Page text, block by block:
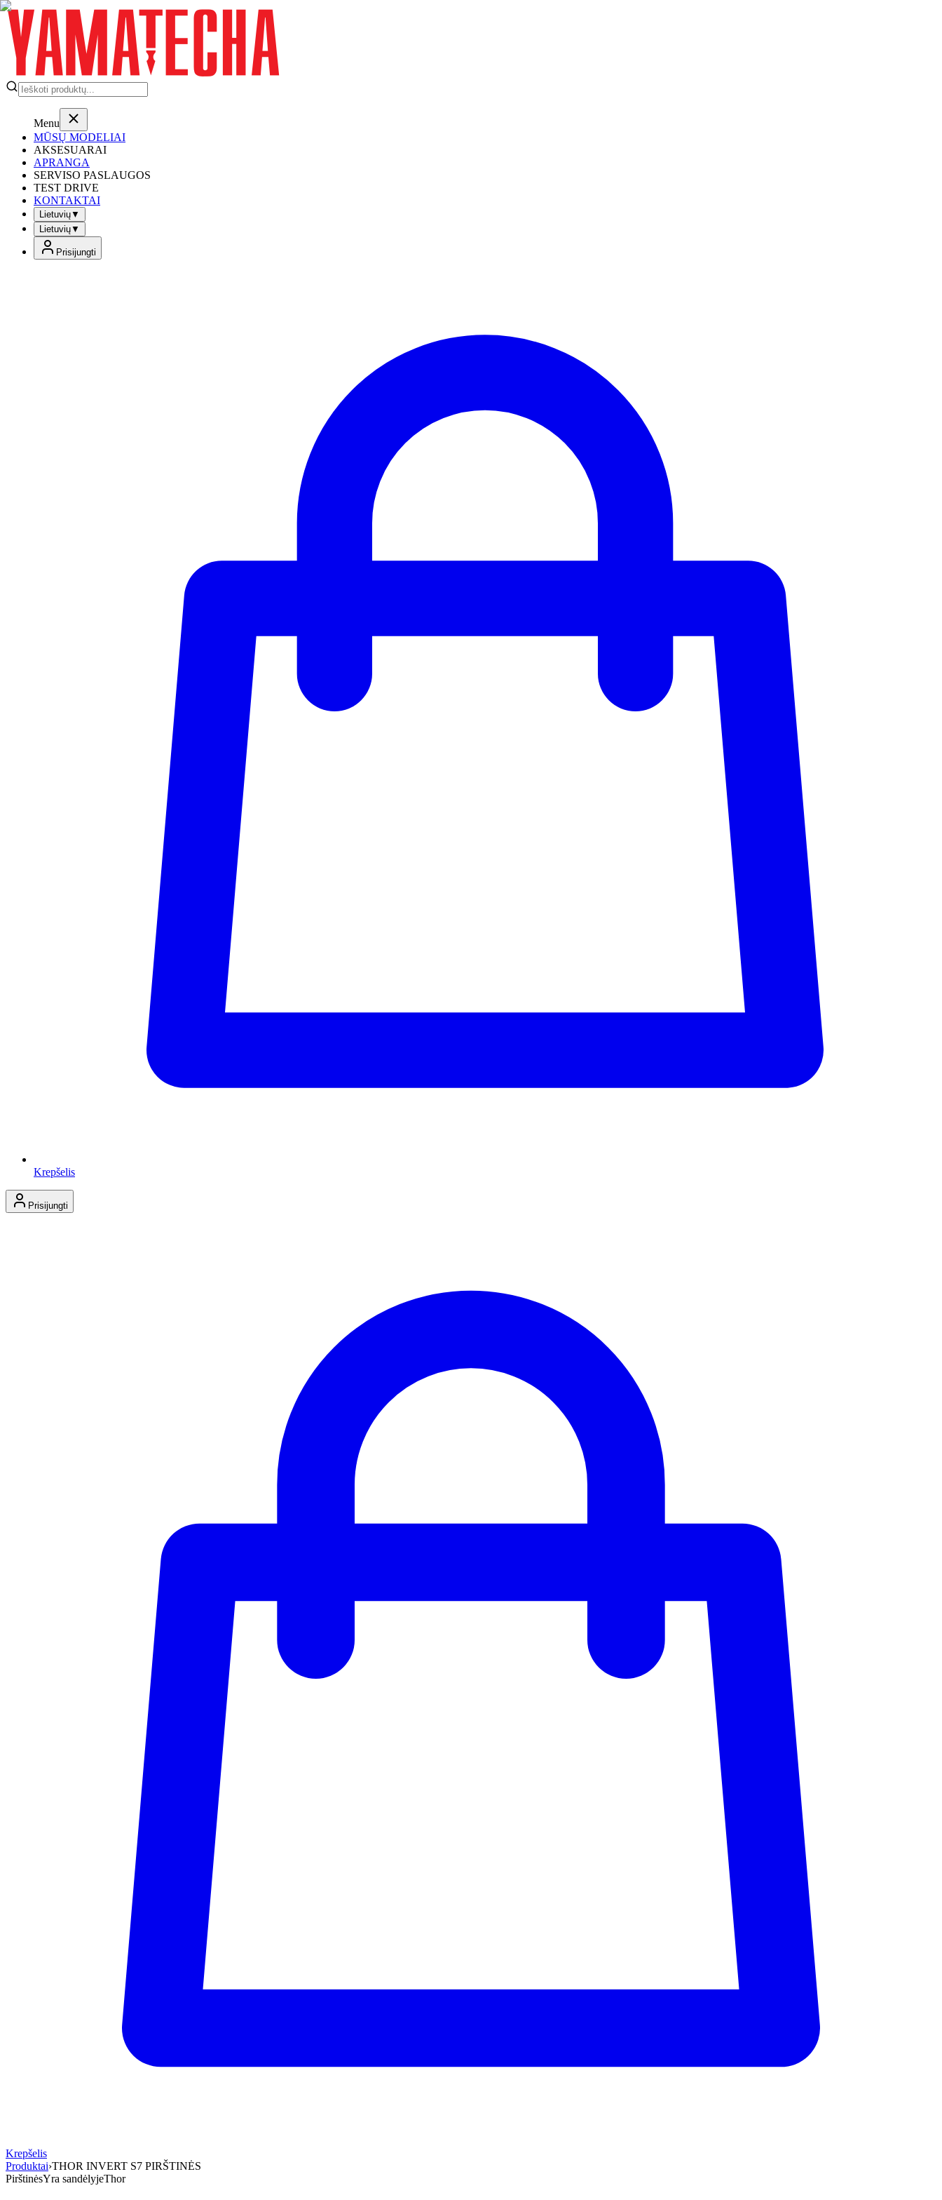
Menu
MŪSŲ MODELIAI
AKSESUARAI
APRANGA
SERVISO PASLAUGOS
TEST DRIVE
KONTAKTAI
Lietuvių▼
Lietuvių▼
Prisijungti
Krepšelis
Prisijungti
Krepšelis
Produktai›THOR INVERT S7 PIRŠTINĖS
PirštinėsYra sandėlyjeThor